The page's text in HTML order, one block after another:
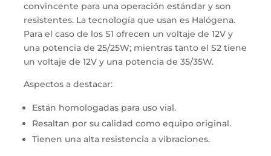
convincente para una operación estándar y son
resistentes. La tecnología que usan es Halógena.
Para el caso de los S1 ofrecen un voltaje de 12V y
una potencia de 25/25W; mientras tanto el S2 tiene
un voltaje de 12V y una potencia de 35/35W.
Aspectos a destacar:
Están homologadas para uso vial.
Resaltan por su calidad como equipo original.
Tienen una alta resistencia a vibraciones.